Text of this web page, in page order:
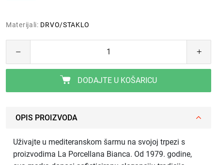
Materijali: DRVO/STAKLO
DODAJTE U KOŠARICU
OPIS PROIZVODA
Uživajte u mediteranskom šarmu na svojoj trpezi s
proizvodima La Porcellana Bianca. Od 1979. godine,